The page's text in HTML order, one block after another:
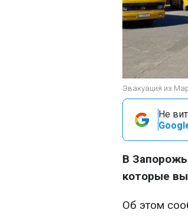
Эвакуация из
Не
В
которые
Об этом